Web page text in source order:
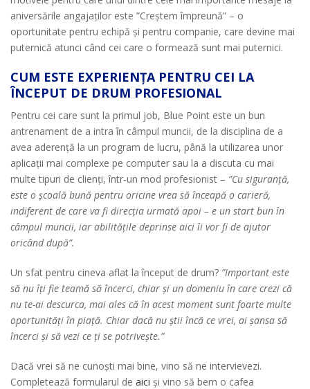
aniversările angajaților este ”Creștem împreună” – o
oportunitate pentru echipă și pentru companie, care devine mai
puternică atunci când cei care o formează sunt mai puternici.
CUM ESTE EXPERIENȚA PENTRU CEI LA
ÎNCEPUT DE DRUM PROFESIONAL
Pentru cei care sunt la primul job, Blue Point este un bun
antrenament de a intra în câmpul muncii, de la disciplina de a
avea aderență la un program de lucru, până la utilizarea unor
aplicații mai complexe pe computer sau la a discuta cu mai
multe tipuri de clienți, într-un mod profesionist – ”Cu siguranță,
este o școală bună pentru oricine vrea să înceapă o carieră,
indiferent de care va fi direcția urmată apoi – e un start bun în
câmpul muncii, iar abilitățile deprinse aici îi vor fi de ajutor
oricând după”.
Un sfat pentru cineva aflat la început de drum? ”Important este
să nu îți fie teamă să încerci, chiar și un domeniu în care crezi că
nu te-ai descurca, mai ales că în acest moment sunt foarte multe
oportunități în piață. Chiar dacă nu știi încă ce vrei, ai șansa să
încerci și să vezi ce ți se potrivește.”
Dacă vrei să ne cunoști mai bine, vino să ne intervievezi.
Completează formularul de aici și vino să bem o cafea